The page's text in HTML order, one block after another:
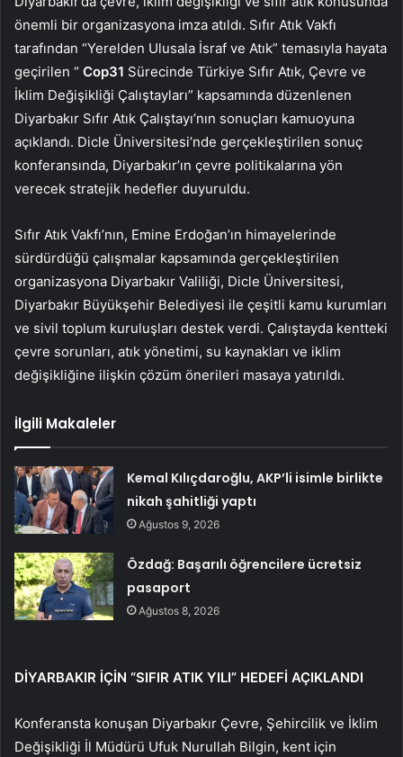
önemli bir organizasyona imza atıldı. Sıfır Atık Vakfı
tarafından “Yerelden Ulusala İsraf ve Atık” temasıyla hayata
geçirilen “ Cop31 Sürecinde Türkiye Sıfır Atık, Çevre ve
İklim Değişikliği Çalıştayları” kapsamında düzenlenen
Diyarbakır Sıfır Atık Çalıştayı’nın sonuçları kamuoyuna
açıklandı. Dicle Üniversitesi’nde gerçekleştirilen sonuç
konferansında, Diyarbakır’ın çevre politikalarına yön
verecek stratejik hedefler duyuruldu.
Sıfır Atık Vakfı’nın, Emine Erdoğan’ın himayelerinde
sürdürdüğü çalışmalar kapsamında gerçekleştirilen
organizasyona Diyarbakır Valiliği, Dicle Üniversitesi,
Diyarbakır Büyükşehir Belediyesi ile çeşitli kamu kurumları
ve sivil toplum kuruluşları destek verdi. Çalıştayda kentteki
çevre sorunları, atık yönetimi, su kaynakları ve iklim
değişikliğine ilişkin çözüm önerileri masaya yatırıldı.
İlgili Makaleler
Kemal Kılıçdaroğlu, AKP’li isimle birlikte
nikah şahitliği yaptı
Ağustos 9, 2026
Özdağ: Başarılı öğrencilere ücretsiz
pasaport
Ağustos 8, 2026
DİYARBAKIR İÇİN “SIFIR ATIK YILI” HEDEFİ AÇIKLANDI
Konferansta konuşan Diyarbakır Çevre, Şehircilik ve İklim
Değişikliği İl Müdürü Ufuk Nurullah Bilgin, kent için